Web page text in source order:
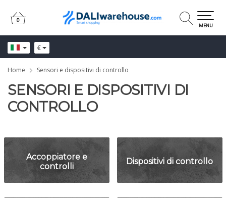
€
0
0
MENU
Home Sensori e dispositivi di controllo
SENSORI E DISPOSITIVI DI
CONTROLLO
Accoppiatore e
controlli
Dispositivi di controllo